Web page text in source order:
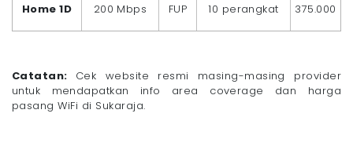
Home 1D 200 Mbps
FUP
10 perangkat
375.000
Catatan: Cek website resmi masing-masing provider
untuk mendapatkan info area coverage dan harga
pasang WiFi di Sukaraja.